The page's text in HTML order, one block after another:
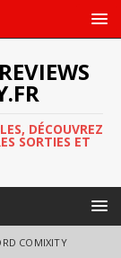
DÉCOUVREZ
SORTIES ET
COMIXITY